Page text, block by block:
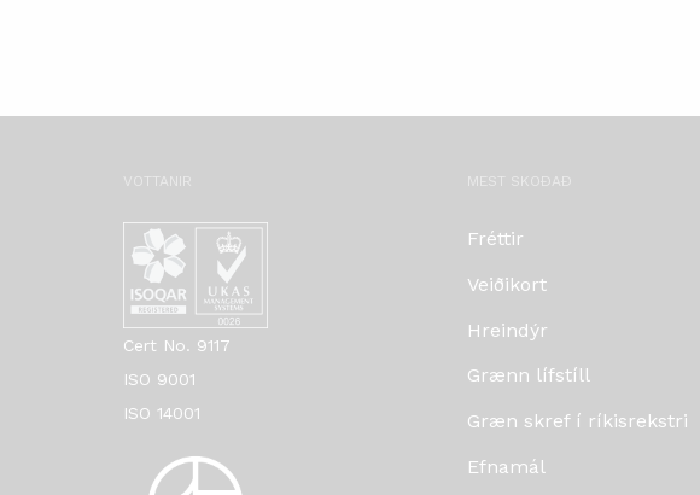
VOTTANIR
Cert No. 9117
ISO 9001
ISO 14001
MEST SKOÐAÐ
Fréttir
Veiðikort
Hreindýr
Grænn lífstíll
Græn skref í ríkisrekstri
Efnamál